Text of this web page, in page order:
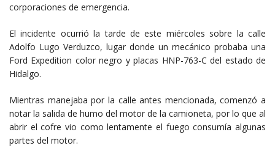
corporaciones de emergencia.
El incidente ocurrió la tarde de este miércoles sobre la calle
Adolfo Lugo Verduzco, lugar donde un mecánico probaba una
Ford Expedition color negro y placas HNP-763-C del estado de
Hidalgo.
Mientras manejaba por la calle antes mencionada, comenzó a
notar la salida de humo del motor de la camioneta, por lo que al
abrir el cofre vio como lentamente el fuego consumía algunas
partes del motor.